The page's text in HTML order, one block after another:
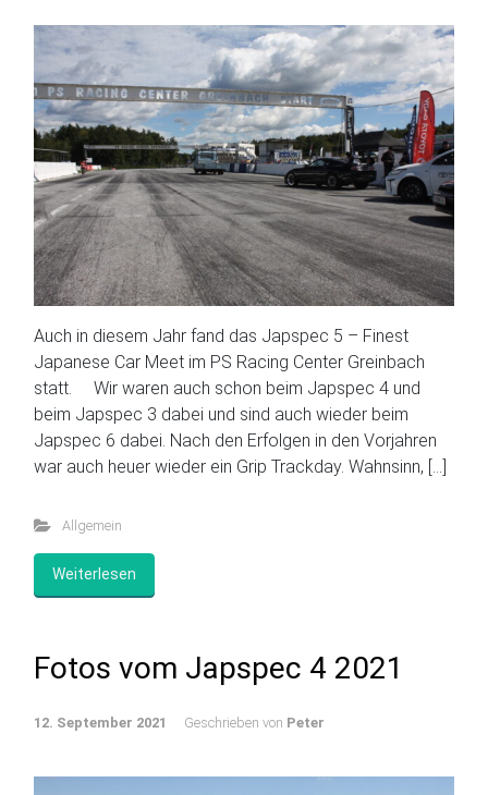
Auch in diesem Jahr fand das Japspec 5 – Finest
Japanese Car Meet im PS Racing Center Greinbach
statt. Wir waren auch schon beim Japspec 4 und
beim Japspec 3 dabei und sind auch wieder beim
Japspec 6 dabei. Nach den Erfolgen in den Vorjahren
war auch heuer wieder ein Grip Trackday. Wahnsinn, […]
Allgemein
Weiterlesen
Fotos vom Japspec 4 2021
12. September 2021 Geschrieben von Peter